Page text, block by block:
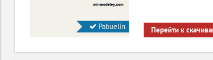
Pabuelin Перейти к